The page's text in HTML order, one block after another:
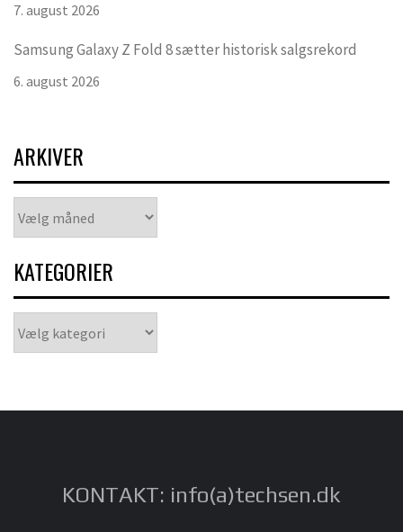
7. august 2026
Samsung Galaxy Z Fold 8 sætter historisk salgsrekord
6. august 2026
ARKIVER
KATEGORIER
KONTAKT: info(a)techsen.dk